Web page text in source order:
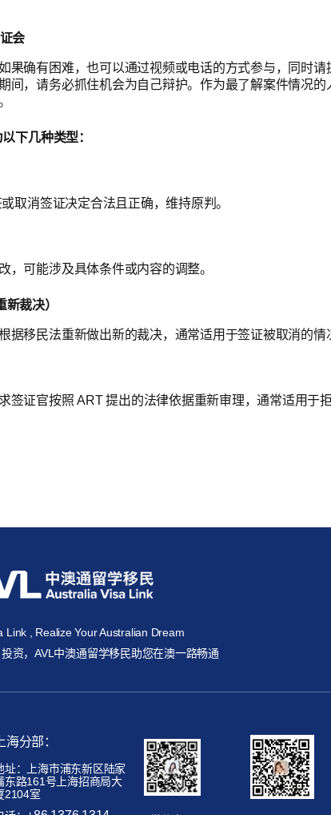
会
果确有困难，也可以通过视频或电话的方式参与，同时
间，请务必抓住机会为自己辩护。作为最了解案件情况
下几种类型：
取消签证决定合法且正确，维持原判。
，可能涉及具体条件或内容的调整。
裁决）
据移民法重新做出新的裁决，通常适用于签证被取消的情
签证官按照 ART 提出的法律依据重新审理，通常适用于拒
Link , Realize Your Australian Dream
资，AVL中澳通留学移民助您在澳一路畅通
上海分部：
址：上海市浦东新区陆家
东路161号上海招商局大
2104室